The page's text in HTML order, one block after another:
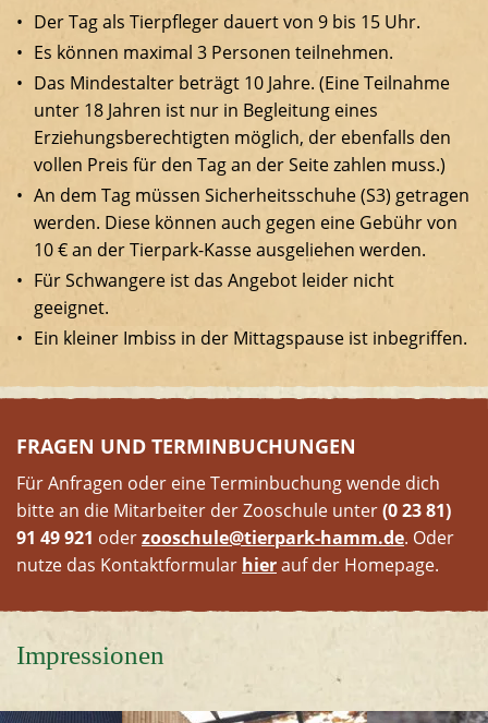
Der Tag als Tierpfleger dauert von 9 bis 15 Uhr.
Es können maximal 3 Personen teilnehmen.
Das Mindestalter beträgt 10 Jahre. (Eine Teilnahme
unter 18 Jahren ist nur in Begleitung eines
Erziehungsberechtigten möglich, der ebenfalls den
vollen Preis für den Tag an der Seite zahlen muss.)
An dem Tag müssen Sicherheitsschuhe (S3) getragen
werden. Diese können auch gegen eine Gebühr von
10 € an der Tierpark-Kasse ausgeliehen werden.
Für Schwangere ist das Angebot leider nicht
geeignet.
Ein kleiner Imbiss in der Mittagspause ist inbegriffen.
FRAGEN UND TERMINBUCHUNGEN
Für Anfragen oder eine Terminbuchung wende dich
bitte an die Mitarbeiter der Zooschule unter(0 23 81)
91 49 921 oderzooschule@tierpark-hamm.de. Oder
nutze das Kontaktformular hierauf der Homepage.
Impressionen